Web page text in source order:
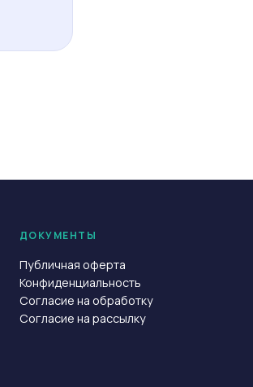
ДОКУМЕНТЫ
Публичная оферта
Конфиденциальность
Согласие на обработку
Согласие на рассылку